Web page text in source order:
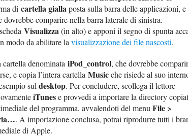
di cartella giallaposta sulla barra delle applicazioni, e
dovrebbe comparire nella barra laterale di sinistra.
Visualizza(in alto) e apponi il segno di spunta
modo da abilitare la visualizzazione dei file nascosti.
denominata iPod_control, che dovrebbe
e copia l’intera cartella Musicche risiede al suo
sul desktop. Per concludere, scollega il lettore
iTunese provvedi a importare la directory
del programma, avvalendoti del menu File >
. A importazione conclusa, potrai riprodurre tutti i
di Apple.